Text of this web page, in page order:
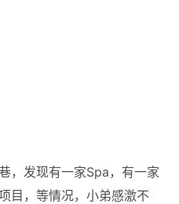
，发现有一家Spa，有一家
目，等情况，小弟感激不